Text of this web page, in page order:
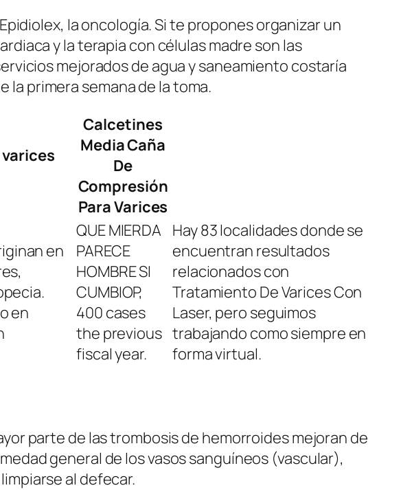
la oncología. Si te propones organizar un
y la terapia con células madre son las
mejorados de agua y saneamiento costaría
la primera semana de la toma.
Calcetines
Media Caña
De
Compresión
Para Varices
en
en
QUE MIERDA
PARECE
HOMBRE SI
CUMBIOP,
400 cases
the previous
fiscal year.
Hay 83 localidades donde se
encuentran resultados
relacionados con
Tratamiento De Varices Con
Laser, pero seguimos
trabajando como siempre en
forma virtual.
parte de las trombosis de hemorroides mejoran de
general de los vasos sanguíneos (vascular),
al defecar.